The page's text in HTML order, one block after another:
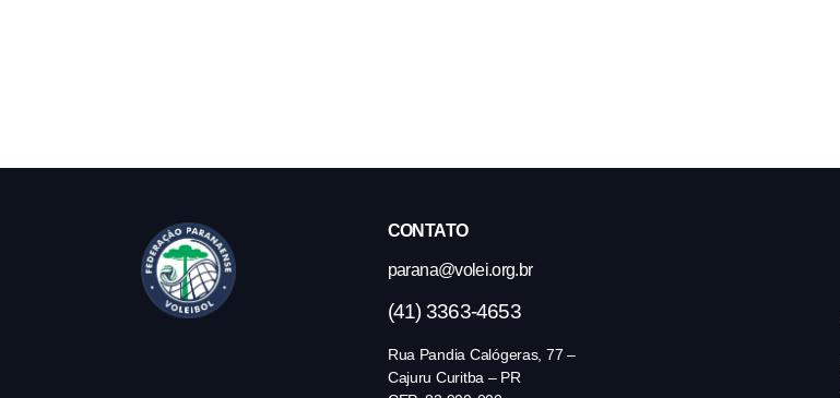
CONTATO
parana@volei.org.br
(41) 3363-4653
Rua Pandia Calógeras, 77 –
Cajuru Curitba – PR